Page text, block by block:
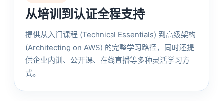
从培训到认证全程支持
提供从入门课程 (Technical Essentials) 到高级架构
(Architecting on AWS) 的完整学习路径，同时还提
供企业内训、公开课、在线直播等多种灵活学习方
式。